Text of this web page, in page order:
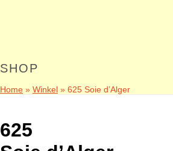
SHOP
Home » Winkel » 625 Soie d’Alger
625